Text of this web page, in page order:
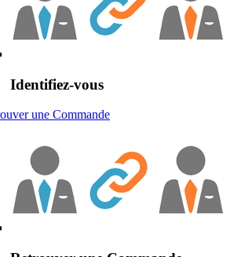
Identifiez-vous
une Commande